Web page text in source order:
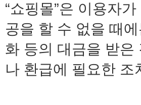
“쇼핑몰”은 이용자
공을 할 수 없을 때
화 등의 대금을 받은
나 환급에 필요한 조